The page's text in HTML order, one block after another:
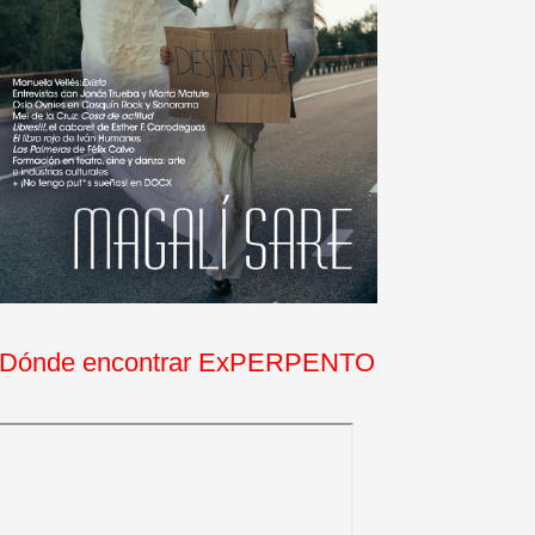
encontrar ExPERPENTO